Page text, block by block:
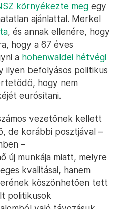
környékezte meg egy
ajánlattal. Merkel
, és annak ellenére, hogy
hogy a 67 éves
a hohenwaldei hétvégi
ilyen befolyásos politikus
hogy nem
eurósítani.
vezetőnek kellett
de korábbi posztjával –
–
új munkája miatt, melyre
kvalitásai, hanem
köszönhetően tett
politikusok